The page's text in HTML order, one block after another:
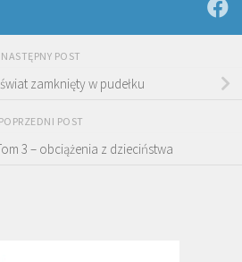
NASTĘPNY POST
zamknięty w pudełku
POPRZEDNI POST
3 – obciążenia z dzieciństwa